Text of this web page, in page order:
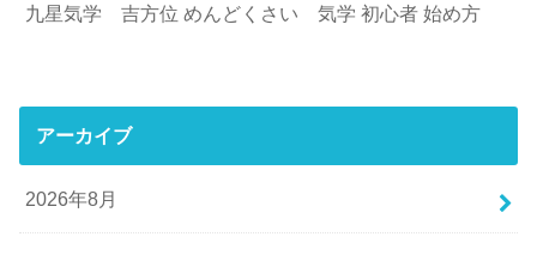
九星気学 吉方位 めんどくさい 気学 初心者 始め方
アーカイブ
2026年8月